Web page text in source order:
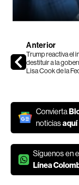
Anterior
Trump reactiva el
destituir a la
Lisa Cook de la
Convierta
noticiasaquí
Síguenos en
Línea